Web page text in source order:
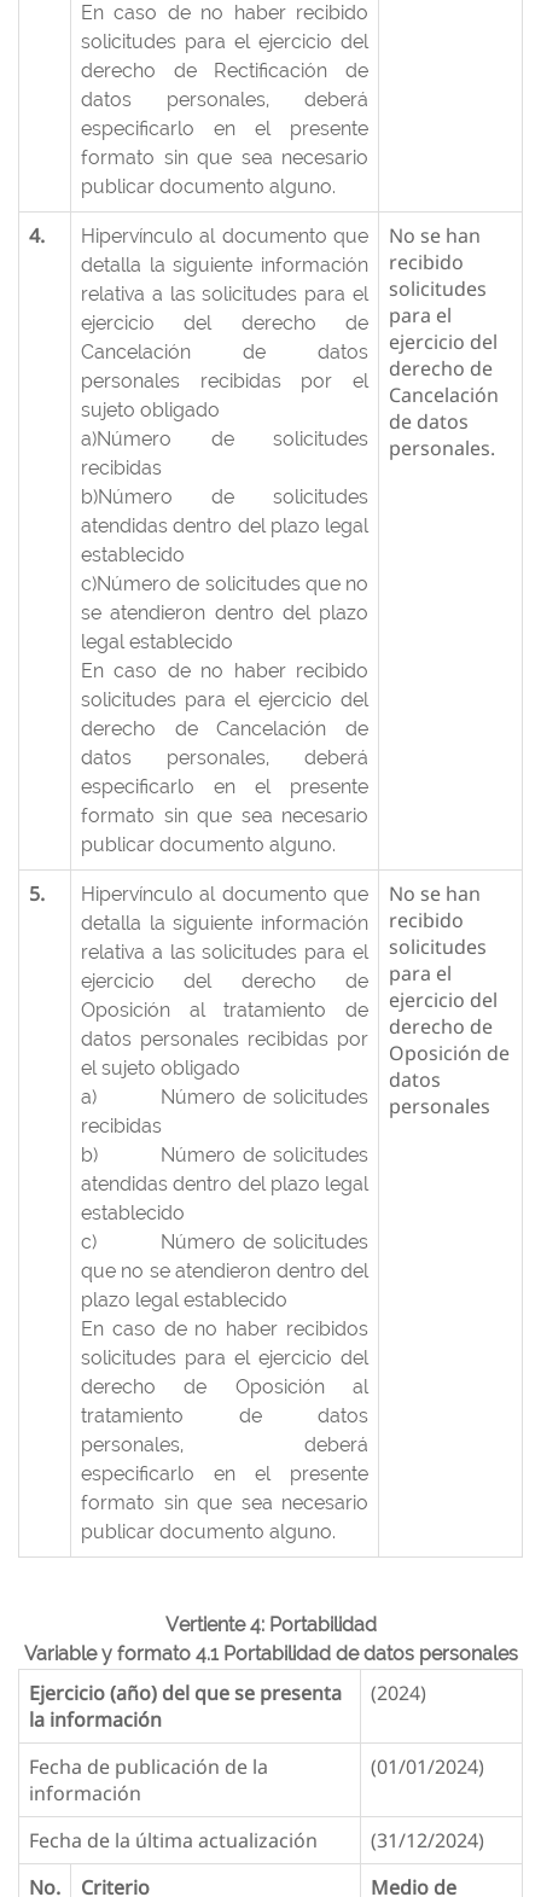
En caso de no haber recibido
solicitudes para el ejercicio del
derecho de Rectificación de
datos personales, deberá
especificarlo en el presente
formato sin que sea necesario
publicar documento alguno.
4.
Hipervínculo al documento que
detalla la siguiente información
relativa a las solicitudes para el
ejercicio del derecho de
Cancelación de datos
personales recibidas por el
sujeto obligado
a)Número de solicitudes
recibidas
b)Número de solicitudes
atendidas dentro del plazo legal
establecido
c)Número de solicitudes que no
se atendieron dentro del plazo
legal establecido
En caso de no haber recibido
solicitudes para el ejercicio del
derecho de Cancelación de
datos personales, deberá
especificarlo en el presente
formato sin que sea necesario
publicar documento alguno.
No se han
recibido
solicitudes
para el
ejercicio del
derecho de
Cancelación
de datos
personales.
5.
Hipervínculo al documento que
detalla la siguiente información
relativa a las solicitudes para el
ejercicio del derecho de
Oposición al tratamiento de
datos personales recibidas por
el sujeto obligado
a) Número de solicitudes
recibidas
b) Número de solicitudes
atendidas dentro del plazo legal
establecido
c) Número de solicitudes
que no se atendieron dentro del
plazo legal establecido
En caso de no haber recibidos
solicitudes para el ejercicio del
derecho de Oposición al
tratamiento de datos
personales, deberá
especificarlo en el presente
formato sin que sea necesario
publicar documento alguno.
No se han
recibido
solicitudes
para el
ejercicio del
derecho de
Oposición de
datos
personales
Vertiente 4: Portabilidad
Variable y formato 4.1 Portabilidad de datos personales
Ejercicio (año) del que se presenta
la información
(2024)
Fecha de publicación de la
información
(01/01/2024)
Fecha de la última actualización
(31/12/2024)
No.
Criterio Medio de